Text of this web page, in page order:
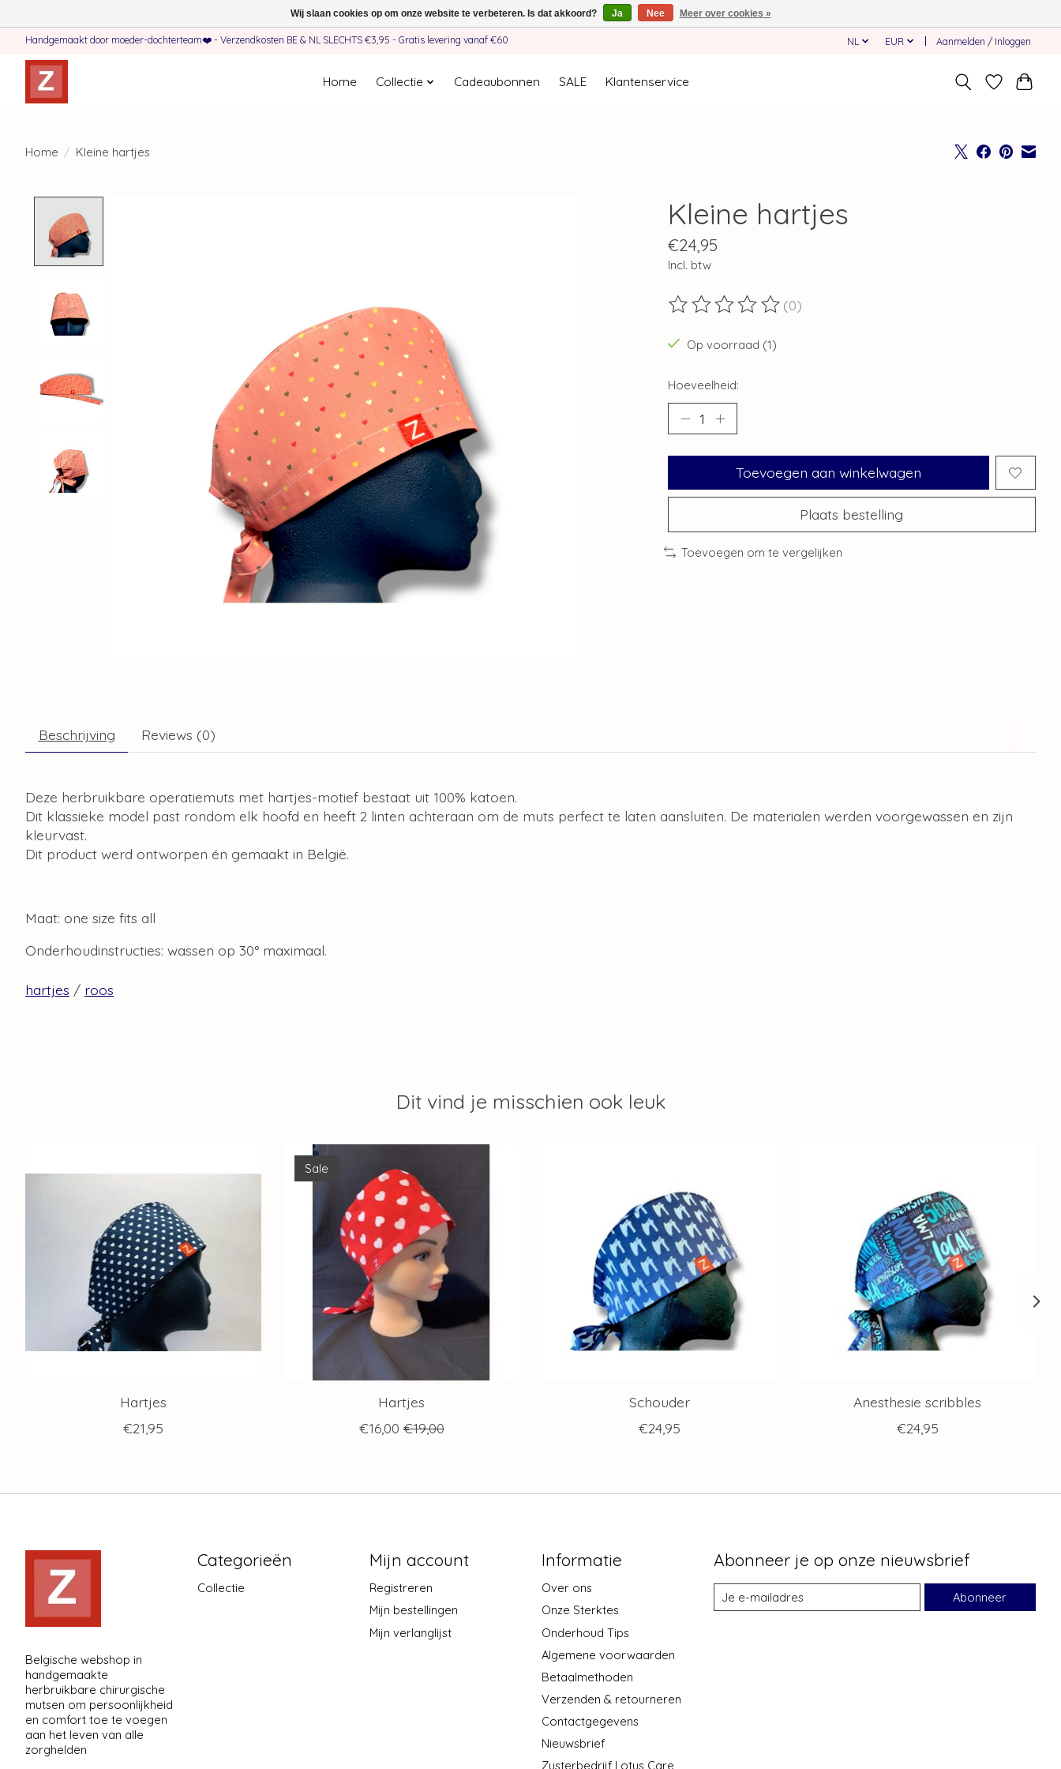
Handgemaakt door moeder-dochterteam❤️ - Verzendkosten BE & NL SLECHTS €3,95 - Gratis levering vanaf €60 NL EUR Aanmelden / Inloggen
Home Collectie Cadeaubonnen SALE Klantenservice
Home / Kleine hartjes
Kleine hartjes
€24,95
Incl. btw
De beoordeling van dit product is
(0)
Op voorraad (1)
Hoeveelheid:
Toevoegen aan winkelwagen
Plaats bestelling
Toevoegen om te vergelijken
Beschrijving Reviews (0)
Deze herbruikbare operatiemuts met hartjes-motief bestaat uit 100% katoen.
Dit klassieke model past rondom elk hoofd en heeft 2 linten achteraan om de muts perfect te laten aansluiten. De materialen werden voorgewassen en zijn
kleurvast.
Dit product werd ontworpen én gemaakt in België.
Maat: one size fits all
Onderhoudinstructies: wassen op 30° maximaal.
hartjes / roos
Dit vind je misschien ook leuk
Hartjes
€21,95
Sale
Hartjes
€16,00 €19,00
Schouder
€24,95
Anesthesie scribbles
€24,95
Belgische webshop in
handgemaakte
herbruikbare chirurgische
mutsen om persoonlijkheid
en comfort toe te voegen
aan het leven van alle
zorghelden
Categorieën
Collectie
Mijn account
Registreren
Mijn bestellingen
Mijn verlanglijst
Informatie
Over ons
Onze Sterktes
Onderhoud Tips
Algemene voorwaarden
Betaalmethoden
Verzenden & retourneren
Contactgegevens
Nieuwsbrief
Zusterbedrijf Lotus Care
Abonneer je op onze nieuwsbrief
Abonneer
Wij slaan cookies op om onze website te verbeteren. Is dat akkoord? Ja Nee Meer over cookies »